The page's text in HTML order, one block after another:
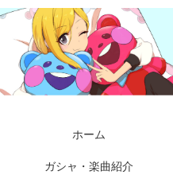
ホーム
ガシャ・楽曲紹介